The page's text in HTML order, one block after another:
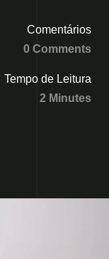
Comentários
0 Comments
Tempo de Leitura
2 Minutes